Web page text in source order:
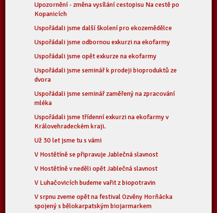
Upozornění - změna vysílání cestopisu Na cestě po
Kopanicích
Uspořádali jsme další školení pro ekozemědělce
Uspořádali jsme odbornou exkurzi na ekofarmy
Uspořádali jsme opět exkurze na ekofarmy
Uspořádali jsme seminář k prodeji bioproduktů ze
dvora
Uspořádali jsme seminář zaměřený na zpracování
mléka
Uspořádali jsme třídenní exkurzi na ekofarmy v
Královehradeckém kraji.
Už 30 let jsme tu s vámi
V Hostětíně se připravuje Jablečná slavnost
V Hostětíně v neděli opět Jablečná slavnost
V Luhačovicích budeme vařit z biopotravin
V srpnu zveme opět na festival Ozvěny Horňácka
spojený s bělokarpatským biojarmarkem